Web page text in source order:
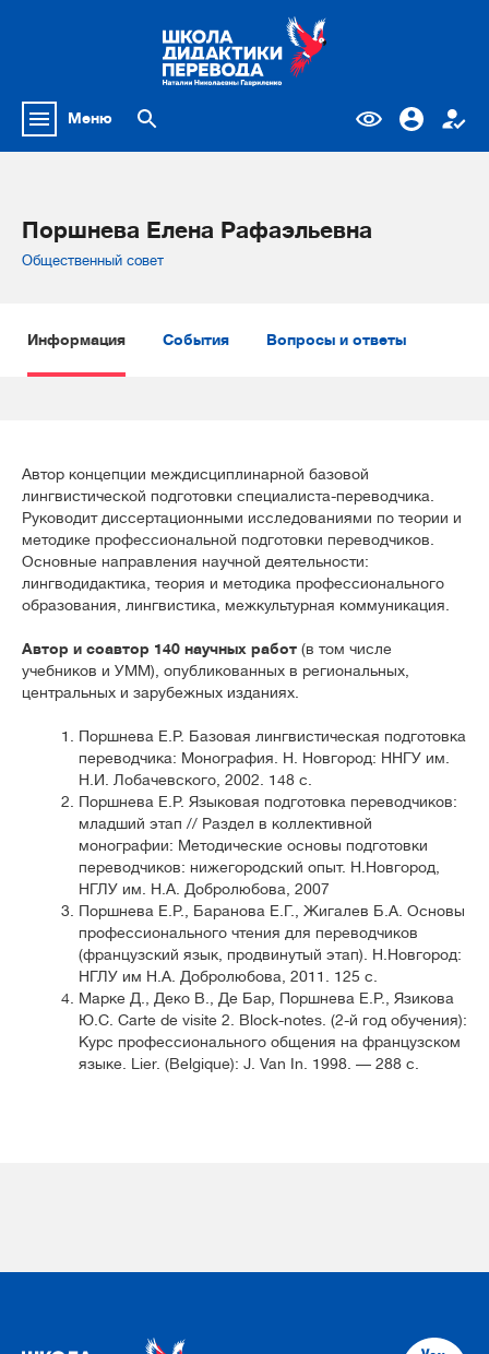
Меню
Поршнева Елена Рафаэльевна
Общественный совет
Информация События Вопросы и ответы
Автор концепции междисциплинарной базовой
лингвистической подготовки специалиста-переводчика.
Руководит диссертационными исследованиями по теории и
методике профессиональной подготовки переводчиков.
Основные направления научной деятельности:
лингводидактика, теория и методика профессионального
образования, лингвистика, межкультурная коммуникация.
Автор и соавтор 140 научных работ (в том числе
учебников и УММ), опубликованных в региональных,
центральных и зарубежных изданиях.
Поршнева Е.Р. Базовая лингвистическая подготовка
переводчика: Монография. Н. Новгород: ННГУ им.
Н.И. Лобачевского, 2002. 148 с.
Поршнева Е.Р. Языковая подготовка переводчиков:
младший этап // Раздел в коллективной
монографии: Методические основы подготовки
переводчиков: нижегородский опыт. Н.Новгород,
НГЛУ им. Н.А. Добролюбова, 2007
Поршнева Е.Р., Баранова Е.Г., Жигалев Б.А. Основы
профессионального чтения для переводчиков
(французский язык, продвинутый этап). Н.Новгород:
НГЛУ им Н.А. Добролюбова, 2011. 125 с.
Марке Д., Деко В., Де Бар, Поршнева Е.Р., Язикова
Ю.С. Carte de visite 2. Block-notes. (2-й год обучения):
Курс профессионального общения на французском
языке. Lier. (Belgique): J. Van In. 1998. — 288 с.